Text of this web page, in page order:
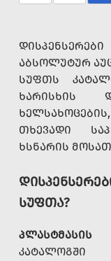
ᲐᲑᲡᲝᲚᲣᲢᲣᲠ
ᲡᲣᲤᲗᲡ
ᲮᲐᲠᲘᲡᲮᲘᲡ
ᲗᲮᲔᲕᲐᲓᲘ
ᲮᲡᲜᲐᲠᲘᲡ
ᲡᲣᲤᲗᲐ?